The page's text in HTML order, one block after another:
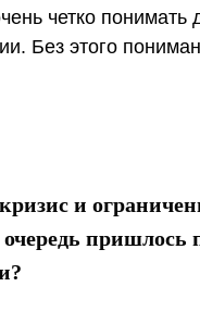
четко понимать
Без этого
и
пришлось